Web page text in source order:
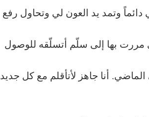
دائماً وتمد يد العون لي وتحاول رفع
مررت بها إلى سلّم أتسلّقه للوصول
الماضي. أنا جاهز لأتأقلم مع كل جديد